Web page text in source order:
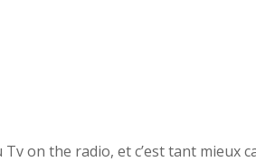
on the radio, et c’est tant mieux